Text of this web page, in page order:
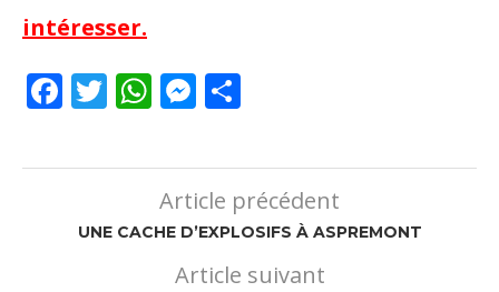
intéresser.
Facebook
Twitter
WhatsApp
Messenger
Article précédent
UNE CACHE D’EXPLOSIFS À ASPREMONT
Article suivant